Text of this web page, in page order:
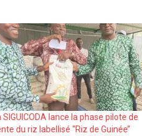
SIGUICODA lance la phase pilote de
du riz labellisé ‘‘Riz de Guinée’’